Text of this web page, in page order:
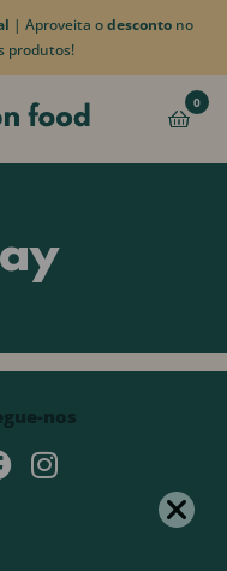
| Aproveita odesconto no
produtos!
0
nos